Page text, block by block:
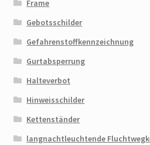
Frame
Gebotsschilder
Gefahrenstoffkennzeichnung
Gurtabsperrung
Halteverbot
Hinweisschilder
Kettenständer
langnachtleuchtende